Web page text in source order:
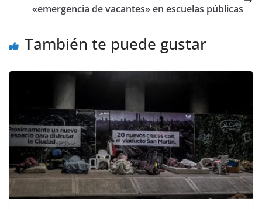
«emergencia de vacantes» en escuelas públicas
También te puede gustar